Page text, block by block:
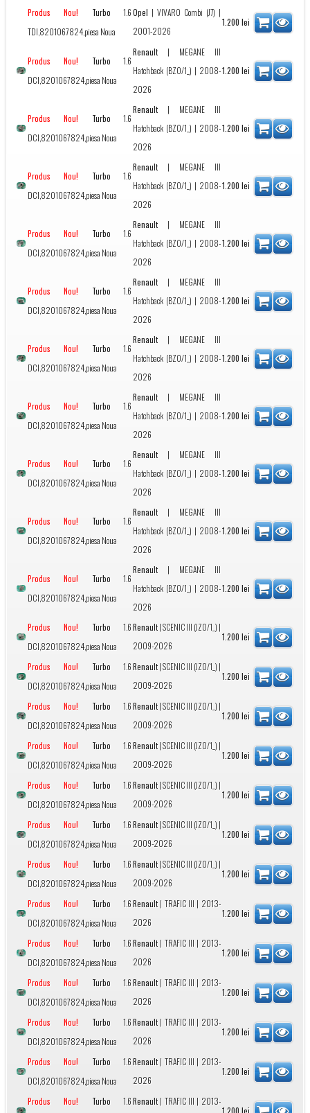
Produs Nou! Turbo 1.6
TDI,8201067824,piesa Noua
Opel | VIVARO Combi (J7) |
2001-2026
1.200 lei
Produs Nou! Turbo 1.6
DCI,8201067824,piesa Noua
Renault| MEGANE III
Hatchback (BZ0/1_) | 2008-
2026
1.200 lei
Produs Nou! Turbo 1.6
DCI,8201067824,piesa Noua
Renault| MEGANE III
Hatchback (BZ0/1_) | 2008-
2026
1.200 lei
Produs Nou! Turbo 1.6
DCI,8201067824,piesa Noua
Renault| MEGANE III
Hatchback (BZ0/1_) | 2008-
2026
1.200 lei
Produs Nou! Turbo 1.6
DCI,8201067824,piesa Noua
Renault| MEGANE III
Hatchback (BZ0/1_) | 2008-
2026
1.200 lei
Produs Nou! Turbo 1.6
DCI,8201067824,piesa Noua
Renault| MEGANE III
Hatchback (BZ0/1_) | 2008-
2026
1.200 lei
Produs Nou! Turbo 1.6
DCI,8201067824,piesa Noua
Renault| MEGANE III
Hatchback (BZ0/1_) | 2008-
2026
1.200 lei
Produs Nou! Turbo 1.6
DCI,8201067824,piesa Noua
Renault| MEGANE III
Hatchback (BZ0/1_) | 2008-
2026
1.200 lei
Produs Nou! Turbo 1.6
DCI,8201067824,piesa Noua
Renault| MEGANE III
Hatchback (BZ0/1_) | 2008-
2026
1.200 lei
Produs Nou! Turbo 1.6
DCI,8201067824,piesa Noua
Renault| MEGANE III
Hatchback (BZ0/1_) | 2008-
2026
1.200 lei
Produs Nou! Turbo 1.6
DCI,8201067824,piesa Noua
Renault| MEGANE III
Hatchback (BZ0/1_) | 2008-
2026
1.200 lei
Produs Nou! Turbo 1.6
DCI,8201067824,piesa Noua
Renault|SCENIC III (JZ0/1_) |
2009-2026
1.200 lei
Produs Nou! Turbo 1.6
DCI,8201067824,piesa Noua
Renault|SCENIC III (JZ0/1_) |
2009-2026
1.200 lei
Produs Nou! Turbo 1.6
DCI,8201067824,piesa Noua
Renault|SCENIC III (JZ0/1_) |
2009-2026
1.200 lei
Produs Nou! Turbo 1.6
DCI,8201067824,piesa Noua
Renault|SCENIC III (JZ0/1_) |
2009-2026
1.200 lei
Produs Nou! Turbo 1.6
DCI,8201067824,piesa Noua
Renault|SCENIC III (JZ0/1_) |
2009-2026
1.200 lei
Produs Nou! Turbo 1.6
DCI,8201067824,piesa Noua
Renault|SCENIC III (JZ0/1_) |
2009-2026
1.200 lei
Produs Nou! Turbo 1.6
DCI,8201067824,piesa Noua
Renault|SCENIC III (JZ0/1_) |
2009-2026
1.200 lei
Produs Nou! Turbo 1.6
DCI,8201067824,piesa Noua
Renault| TRAFIC III | 2013-
2026
1.200 lei
Produs Nou! Turbo 1.6
DCI,8201067824,piesa Noua
Renault| TRAFIC III | 2013-
2026
1.200 lei
Produs Nou! Turbo 1.6
DCI,8201067824,piesa Noua
Renault| TRAFIC III | 2013-
2026
1.200 lei
Produs Nou! Turbo 1.6
DCI,8201067824,piesa Noua
Renault| TRAFIC III | 2013-
2026
1.200 lei
Produs Nou! Turbo 1.6
DCI,8201067824,piesa Noua
Renault| TRAFIC III | 2013-
2026
1.200 lei
Produs Nou! Turbo 1.6Renault| TRAFIC III | 2013-